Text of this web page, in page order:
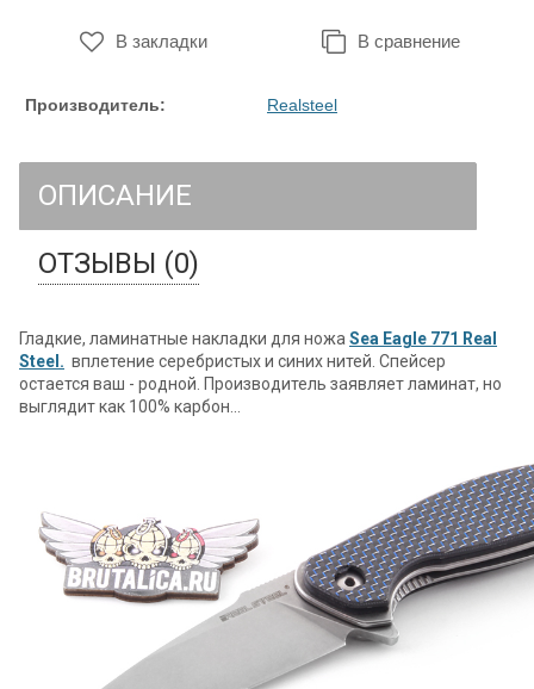
В закладки В сравнение
Производитель: Realsteel
ОПИСАНИЕ
ОТЗЫВЫ (0)
Гладкие, ламинатные накладки для ножа Sea Eagle 771 Real
Steel. вплетение серебристых и синих нитей. Спейсер
остается ваш - родной. Производитель заявляет ламинат, но
выглядит как 100% карбон...